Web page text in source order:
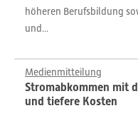
höheren Berufsbildung
und...
Medienmitteilung
Stromabkommen mit
und tiefere Kosten